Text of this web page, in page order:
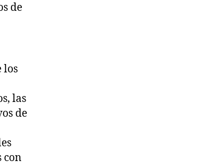
de
los
las
de
con